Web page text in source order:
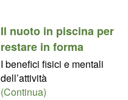
Il nuoto in piscina per
restare in forma
I benefici fisici e mentali
dell’attività
(Continua)